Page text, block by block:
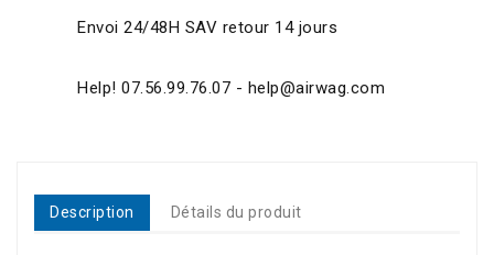
Envoi 24/48H SAV retour 14 jours
Help! 07.56.99.76.07 - help@airwag.com
Description Détails du produit